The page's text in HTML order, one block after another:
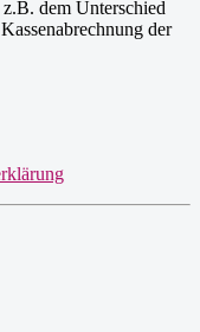
dem Unterschied
der